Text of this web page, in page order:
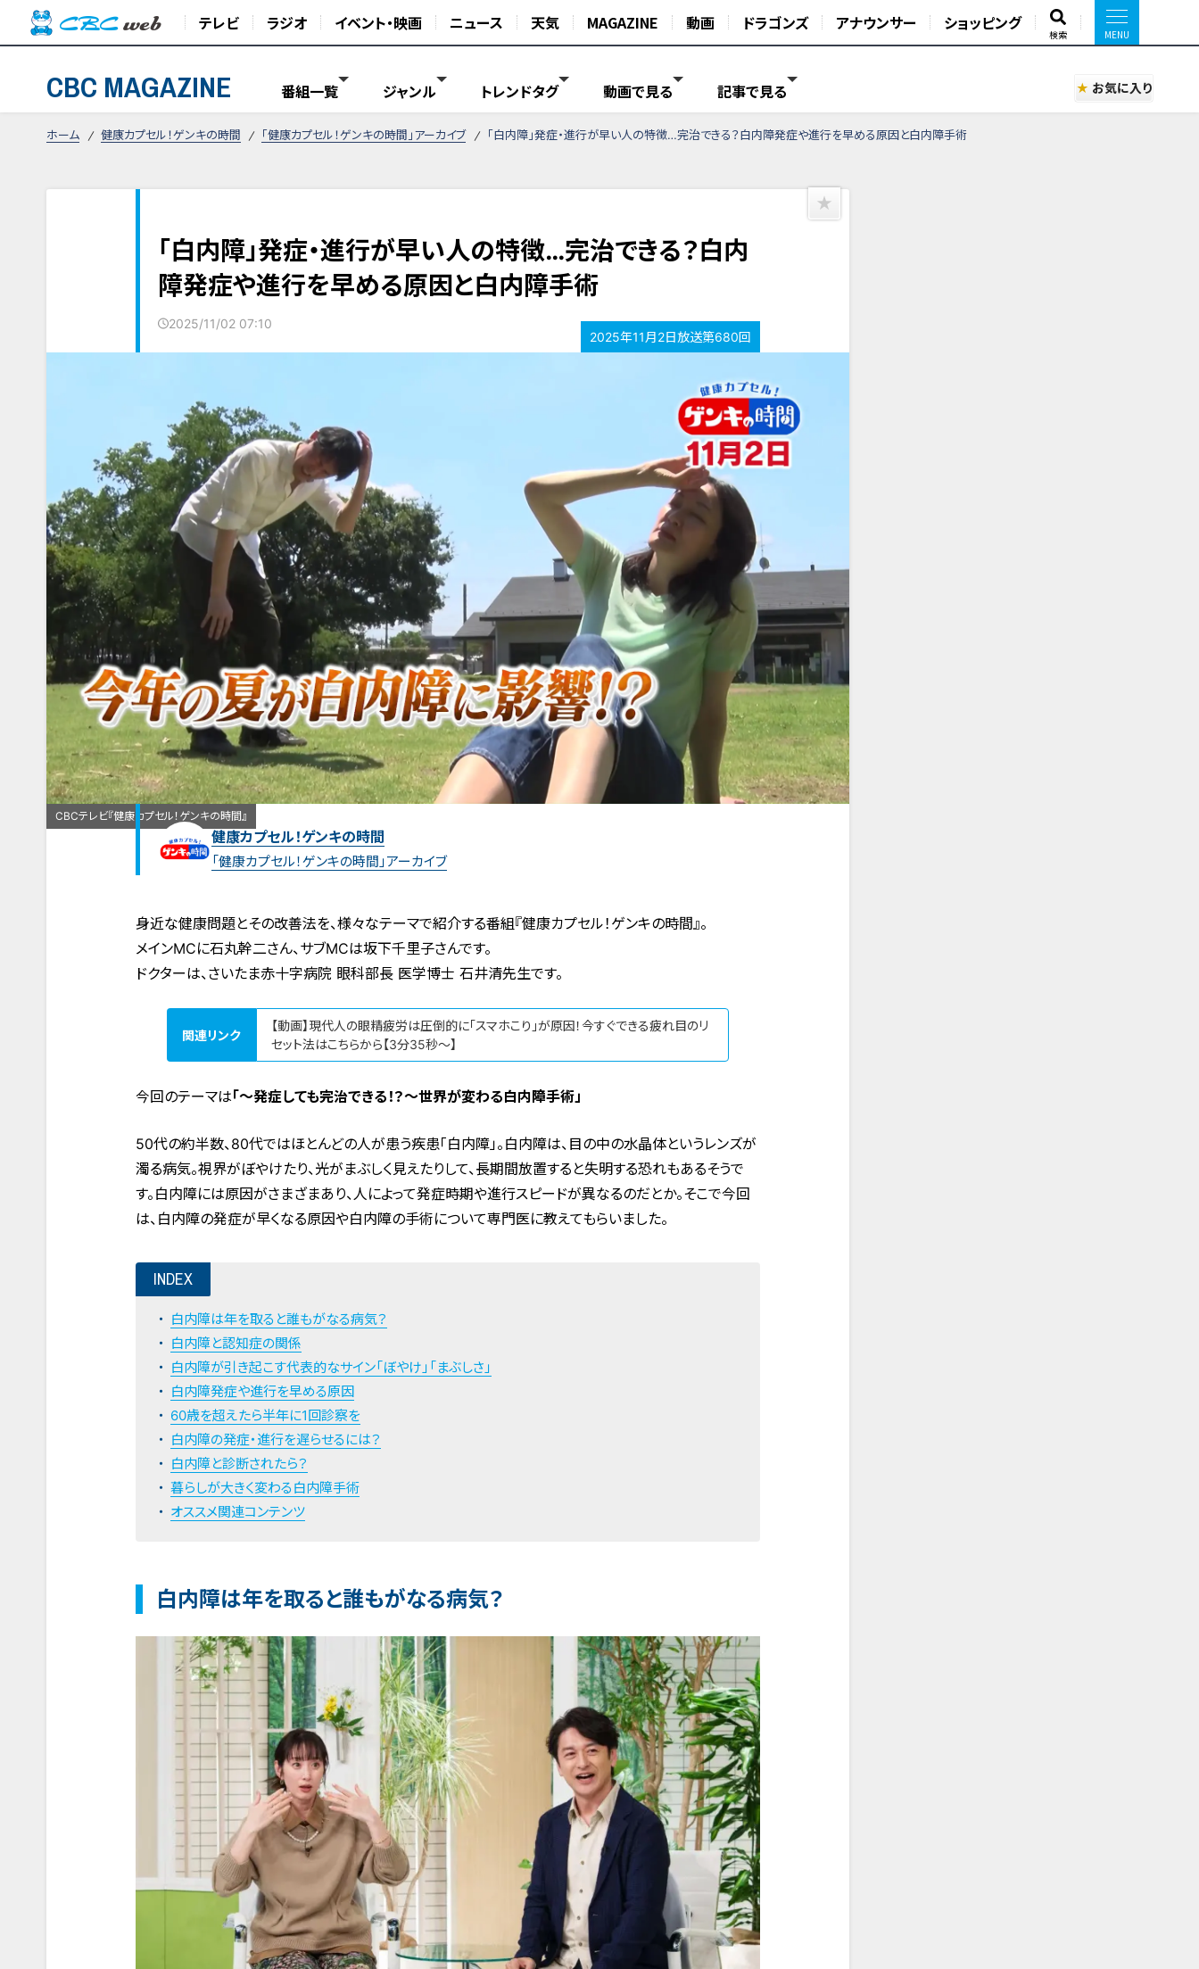
テレビ ラジオ イベント・映画 ニュース 天気 MAGAZINE 動画 ドラゴンズ アナウンサー ショッピング
検索
CBC MAGAZINE 番組一覧 ジャンル トレンドタグ 動画で見る 記事で見る お気に入り
ホーム 健康カプセル！ゲンキの時間 「健康カプセル！ゲンキの時間」アーカイブ 「白内障」発症・進行が早い人の特徴…完治できる？白内障発症や進行を早める原因と白内障手術
「白内障」発症・進行が早い人の特徴…完治できる？白内
障発症や進行を早める原因と白内障手術
2025/11/02 07:10
2025年11月2日放送第680回
CBCテレビ『健康カプセル！ゲンキの時間』
健康カプセル！ゲンキの時間
「健康カプセル！ゲンキの時間」アーカイブ
身近な健康問題とその改善法を、様々なテーマで紹介する番組『健康カプセル！ゲンキの時間』。
メインMCに石丸幹二さん、サブMCは坂下千里子さんです。
ドクターは、さいたま赤十字病院 眼科部長 医学博士 石井清先生です。
関連リンク
【動画】現代人の眼精疲労は圧倒的に「スマホこり」が原因！今すぐできる疲れ目のリ
セット法はこちらから【3分35秒～】
今回のテーマは「〜発症しても完治できる！？〜世界が変わる白内障手術」
50代の約半数、80代ではほとんどの人が患う疾患「白内障」。白内障は、目の中の水晶体というレンズが
濁る病気。視界がぼやけたり、光がまぶしく見えたりして、長期間放置すると失明する恐れもあるそうで
す。白内障には原因がさまざまあり、人によって発症時期や進行スピードが異なるのだとか。そこで今回
は、白内障の発症が早くなる原因や白内障の手術について専門医に教えてもらいました。
INDEX
白内障は年を取ると誰もがなる病気？
白内障と認知症の関係
白内障が引き起こす代表的なサイン「ぼやけ」「まぶしさ」
白内障発症や進行を早める原因
60歳を超えたら半年に1回診察を
白内障の発症・進行を遅らせるには？
白内障と診断されたら？
暮らしが大きく変わる白内障手術
オススメ関連コンテンツ
白内障は年を取ると誰もがなる病気？